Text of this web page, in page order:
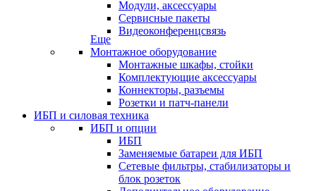
Модули, аксессуары
Сервисные пакеты
Видеоконференцсвязь
Еще
Монтажное оборудование
Монтажные шкафы, стойки
Комплектующие аксессуары
Коннекторы, разъемы
Розетки и патч-панели
ИБП и силовая техника
ИБП и опции
ИБП
Заменяемые батареи для ИБП
Сетевые фильтры, стабилизаторы и
блок розеток